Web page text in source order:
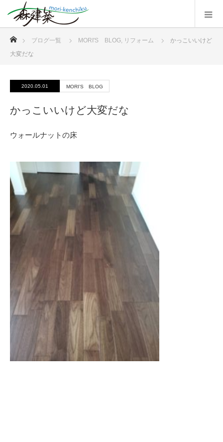
ブログ一覧 MORI'S BLOG, リフォーム
かっこいいけど
大変だな
2020.05.01 MORI'S BLOG
かっこいいけど大変だな
ウォールナットの床